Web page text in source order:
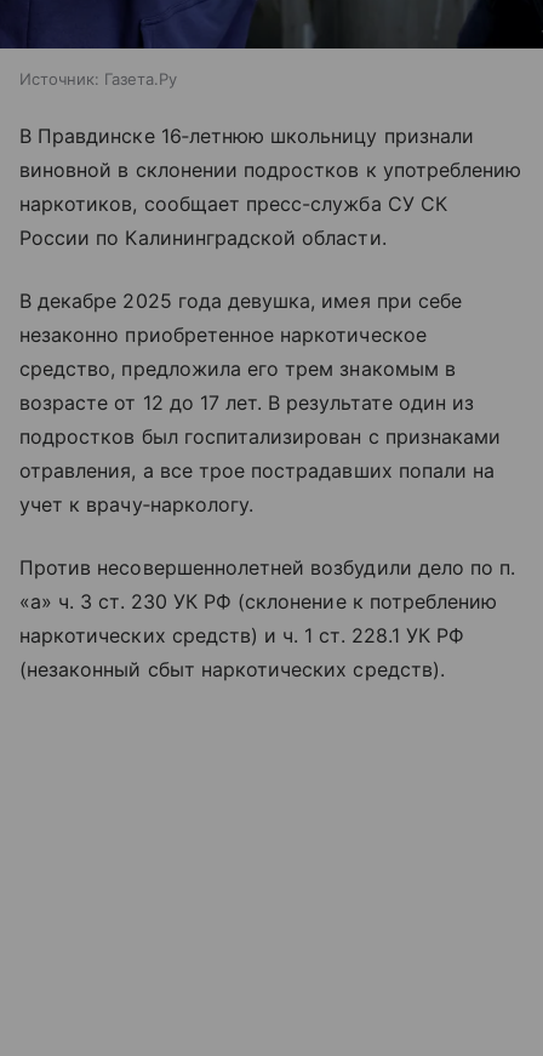
Источник: Газета.Ру
В Правдинске 16‑летнюю школьницу признали
виновной в склонении подростков к употреблению
наркотиков, сообщает пресс-служба СУ СК
России по Калининградской области.
В декабре 2025 года девушка, имея при себе
незаконно приобретенное наркотическое
средство, предложила его трем знакомым в
возрасте от 12 до 17 лет. В результате один из
подростков был госпитализирован с признаками
отравления, а все трое пострадавших попали на
учет к врачу‑наркологу.
Против несовершеннолетней возбудили дело по п.
«а» ч. 3 ст. 230 УК РФ (склонение к потреблению
наркотических средств) и ч. 1 ст. 228.1 УК РФ
(незаконный сбыт наркотических средств).